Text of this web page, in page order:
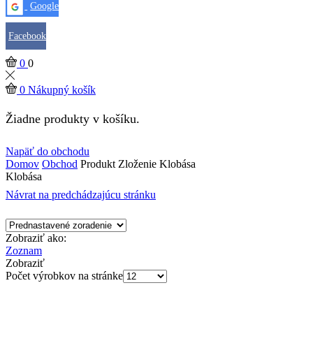
Google
Facebook
0 0
0 Nákupný košík
Žiadne produkty v košíku.
Napäť do obchodu
Domov Obchod Produkt Zloženie Klobása
Klobása
Návrat na predchádzajúcu stránku
Zobraziť ako:
Zoznam
Zobraziť
Počet výrobkov na stránke